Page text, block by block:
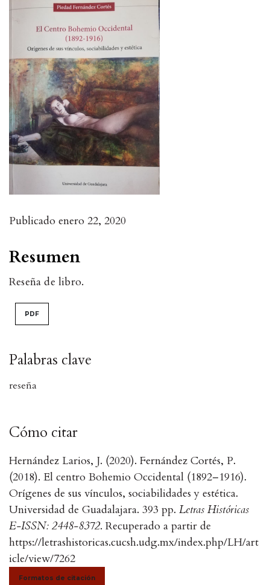
Publicado enero 22, 2020
Palabras clave
reseña
Cómo citar
Hernández Larios, J. (2020). Fernández Cortés, P.
(2018). El centro Bohemio Occidental (1892–1916).
Orígenes de sus vínculos, sociabilidades y estética.
Universidad de Guadalajara. 393 pp. Letras Históricas
E-ISSN: 2448-8372. Recuperado a partir de
https://letrashistoricas.cucsh.udg.mx/index.php/LH/art
icle/view/7262
Formatos de citación
Resumen
Reseña de libro.
PDF